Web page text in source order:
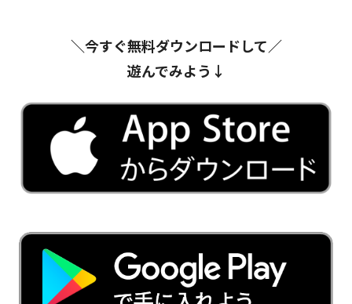
＼今すぐ無料ダウンロードして／
遊んでみよう↓